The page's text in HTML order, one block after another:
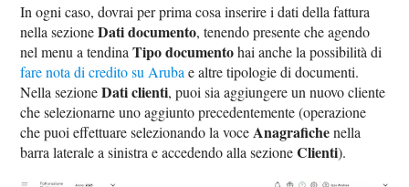
In ogni caso, dovrai per prima cosa inserire i dati della fattura
nella sezioneDati documento, tenendo presente che agendo
nel menu a tendinaTipo documentohai anche la possibilità di
fare nota di credito su Aruba e altre tipologie di documenti.
Nella sezioneDati clienti, puoi sia aggiungere un nuovo cliente
che selezionarne uno aggiunto precedentemente (operazione
che puoi effettuare selezionando la voce Anagrafichenella
barra laterale a sinistra e accedendo alla sezioneClienti).